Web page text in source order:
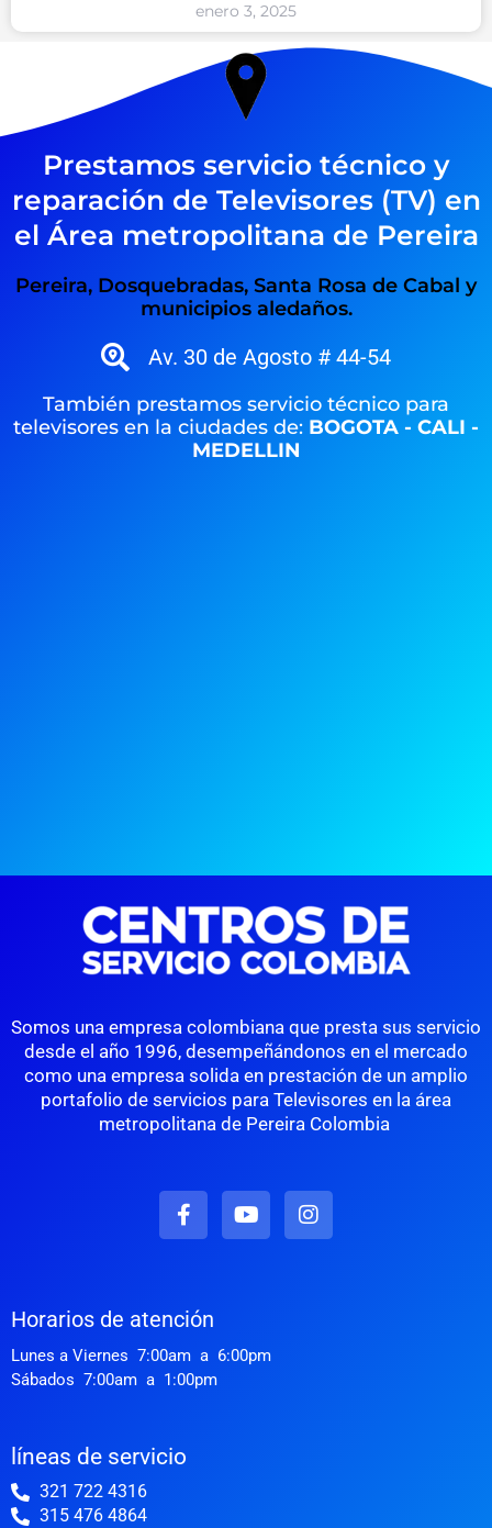
enero 3, 2025
Prestamos servicio técnico y
reparación de Televisores (TV) en
el Área metropolitana de Pereira
Pereira, Dosquebradas, Santa Rosa de Cabal y
municipios aledaños.
Av. 30 de Agosto # 44-54
También prestamos servicio técnico para
televisores en la ciudades de: BOGOTA - CALI -
MEDELLIN
Somos una empresa colombiana que presta sus servicio
desde el año 1996, desempeñándonos en el mercado
como una empresa solida en prestación de un amplio
portafolio de servicios para Televisores en la área
metropolitana de Pereira Colombia
F
a
c
o
o
k
-
Y
o
u
I
n
s
Horarios de atención
Lunes a Viernes 7:00am a 6:00pm
Sábados 7:00am a 1:00pm
líneas de servicio
321 722 4316
315 476 4864